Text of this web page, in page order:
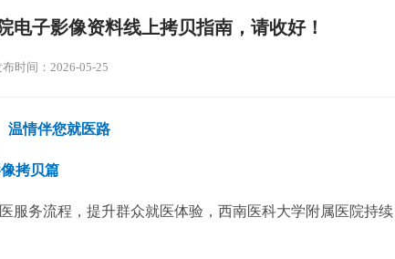
电子影像资料线上拷贝指南，请收好！
时间：2026-05-25
情伴您就医路
拷贝篇
务流程，提升群众就医体验，西南医科大学附属医院持续